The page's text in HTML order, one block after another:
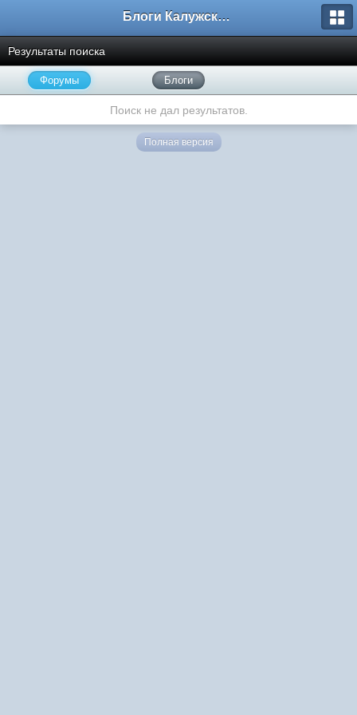
Блоги Калужского перекрестка
Результаты поиска
Форумы Блоги
Поиск не дал результатов.
Полная версия